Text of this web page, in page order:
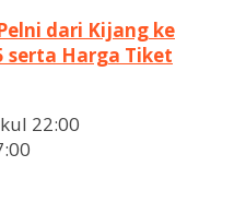
dari Kijang ke
serta Harga Tiket
22:00